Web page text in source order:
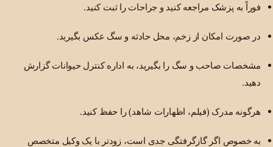
فوراً به پزشک مراجعه کنید و جراحات را ثبت کنید.
در صورت امکان از زخم، محل حادثه و سگ عکس بگیرید.
مشخصات صاحب و سگ را بگیرید، به اداره کنترل حیوانات گزارش
دهید.
هرگونه مدرک (فیلم، اظهارات شاهد) را حفظ کنید.
به خصوص اگر گازگرفتگی جدی است، زودتر با یک وکیل متخصص